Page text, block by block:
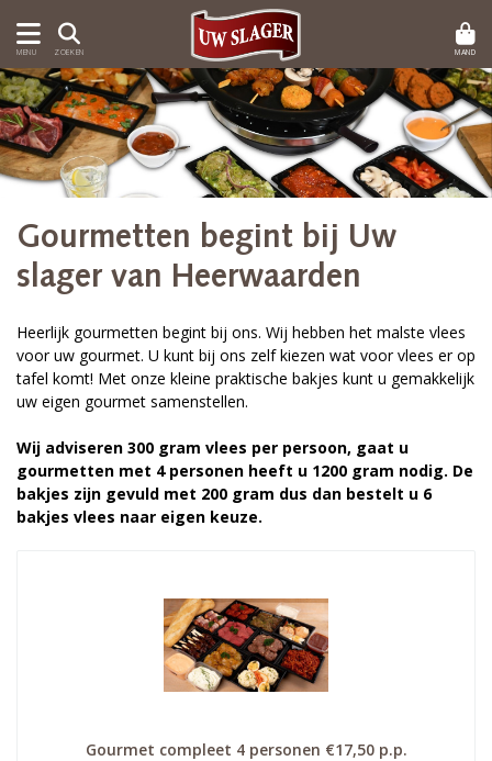
MENU ZOEKEN MAND
Gourmetten begint bij Uw
slager van Heerwaarden
Heerlijk gourmetten begint bij ons. Wij hebben het malste vlees
voor uw gourmet. U kunt bij ons zelf kiezen wat voor vlees er op
tafel komt! Met onze kleine praktische bakjes kunt u gemakkelijk
uw eigen gourmet samenstellen.
Wij adviseren 300 gram vlees per persoon, gaat u
gourmetten met 4 personen heeft u 1200 gram nodig. De
bakjes zijn gevuld met 200 gram dus dan bestelt u 6
bakjes vlees naar eigen keuze.
Gourmet compleet 4 personen €17,50 p.p.